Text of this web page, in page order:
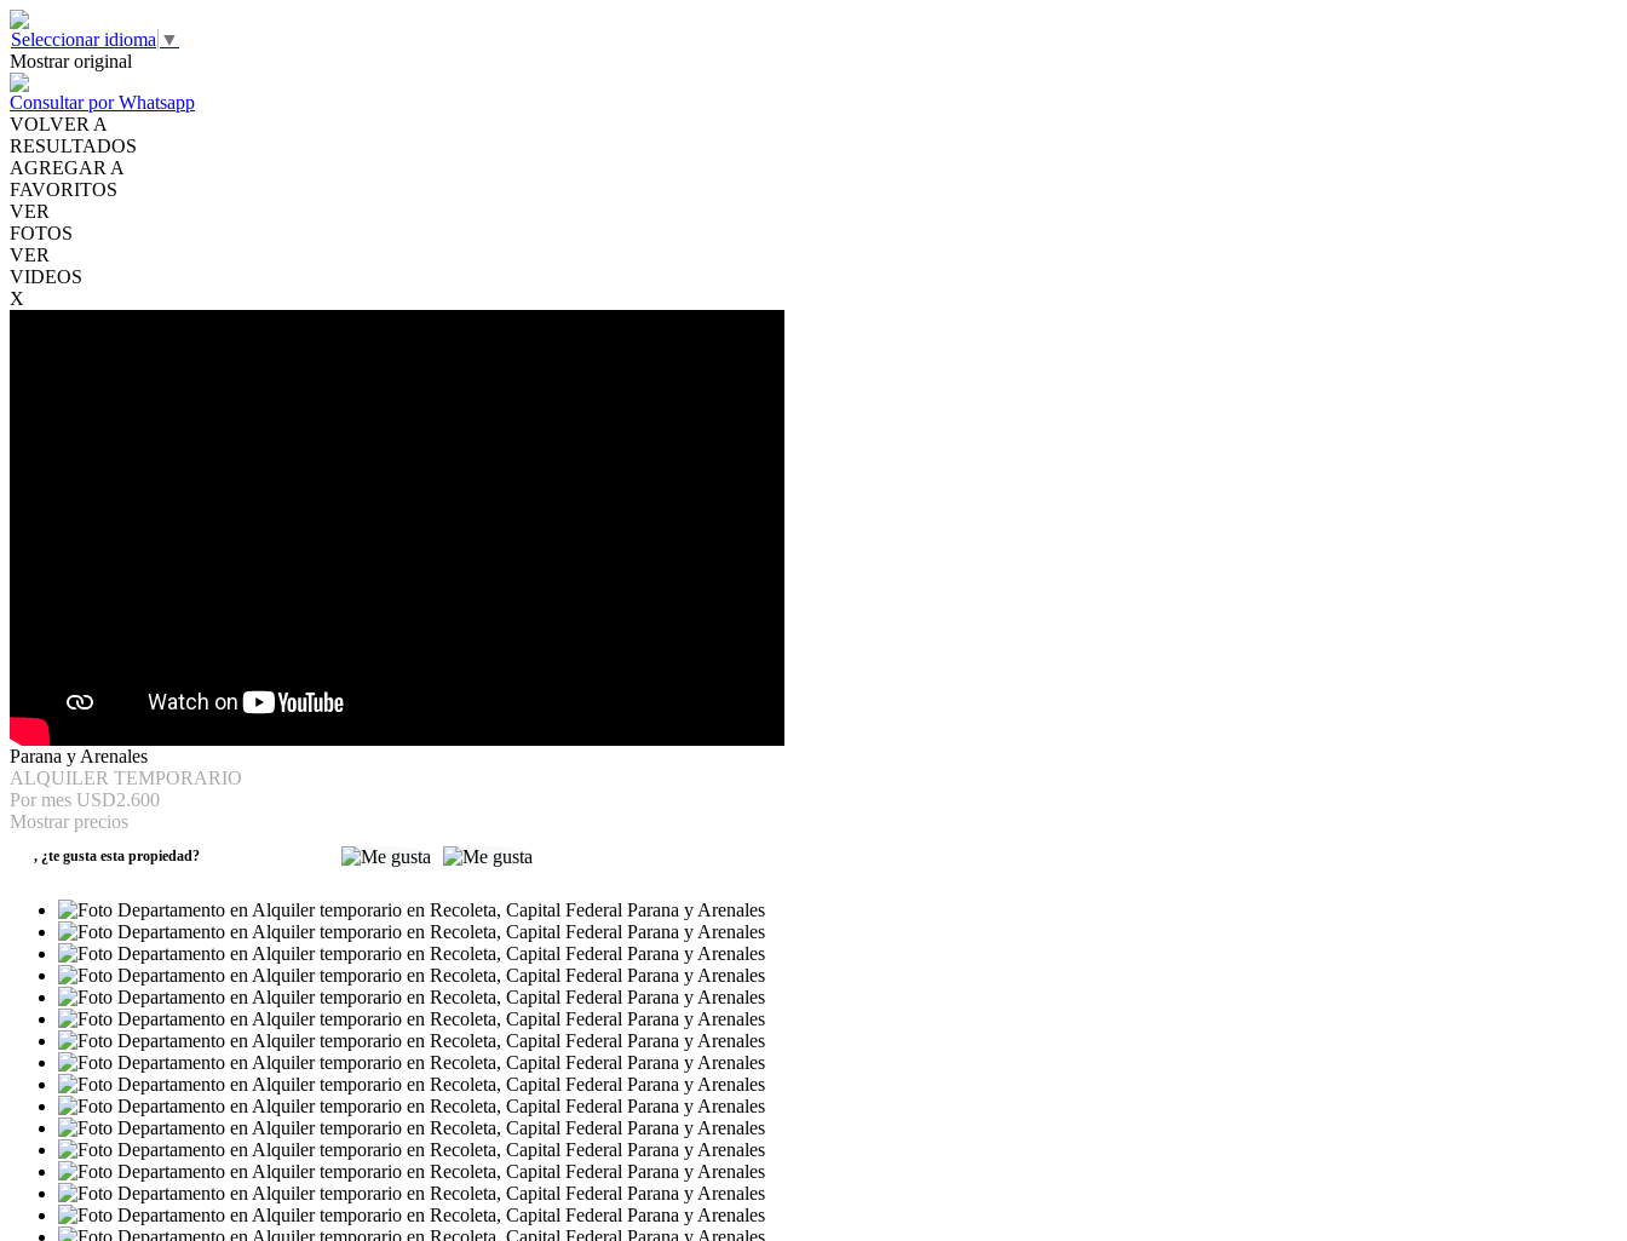
Seleccionar idioma ▼
Mostrar original
Consultar por Whatsapp
VOLVER A
RESULTADOS
AGREGAR A
FAVORITOS
VER
FOTOS
VER
VIDEOS
X
Parana y Arenales
ALQUILER TEMPORARIO
Por mes USD2.600
Mostrar precios
, ¿te gusta esta propiedad?